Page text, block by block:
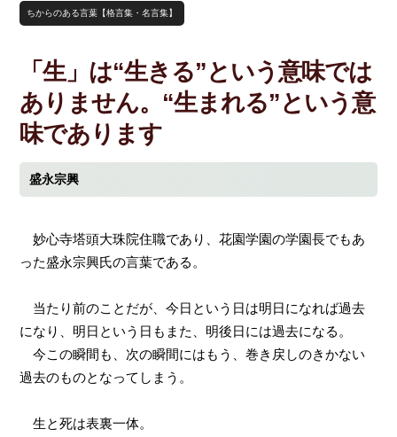
ちからのある言葉【格言集・名言集】
「生」は“生きる”という意味では
ありません。“生まれる”という意
味であります
盛永宗興
妙心寺塔頭大珠院住職であり、花園学園の学園長でもあ
った盛永宗興氏の言葉である。
当たり前のことだが、今日という日は明日になれば過去
になり、明日という日もまた、明後日には過去になる。
今この瞬間も、次の瞬間にはもう、巻き戻しのきかない
過去のものとなってしまう。
生と死は表裏一体。